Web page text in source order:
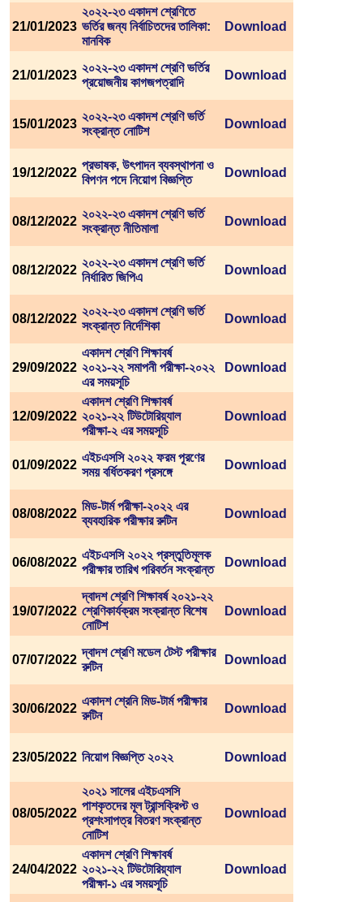
21/01/2023
২০২২-২৩ একাদশ শ্রেণিতে
ভর্তির জন্য নির্বাচিতদের তালিকা:
মানবিক
Download
21/01/2023
২০২২-২৩ একাদশ শ্রেণি ভর্তির
প্রয়োজনীয় কাগজপত্রাদি
Download
15/01/2023
২০২২-২৩ একাদশ শ্রেণি ভর্তি
সংক্রান্ত নোটিশ
Download
19/12/2022
প্রভাষক, উৎপাদন ব্যবস্থাপনা ও
বিপণন পদে নিয়োগ বিজ্ঞপ্তি
Download
08/12/2022
২০২২-২৩ একাদশ শ্রেণি ভর্তি
সংক্রান্ত নীতিমালা
Download
08/12/2022
২০২২-২৩ একাদশ শ্রেণি ভর্তি
নির্ধারিত জিপিএ
Download
08/12/2022
২০২২-২৩ একাদশ শ্রেণি ভর্তি
সংক্রান্ত নির্দেশিকা
Download
29/09/2022
একাদশ শ্রেণি শিক্ষাবর্ষ
২০২১-২২ সমাপনী পরীক্ষা-২০২২
এর সময়সূচি
Download
12/09/2022
একাদশ শ্রেণি শিক্ষাবর্ষ
২০২১-২২ টিউটোরিয়্যাল
পরীক্ষা-২ এর সময়সূচি
Download
01/09/2022
এইচএসসি ২০২২ ফরম পূরণের
সময় বর্ধিতকরণ প্রসঙ্গে
Download
08/08/2022
মিড-টার্ম পরীক্ষা-২০২২ এর
ব্যবহারিক পরীক্ষার রুটিন
Download
06/08/2022
এইচএসসি ২০২২ প্রস্তুতিমূলক
পরীক্ষার তারিখ পরিবর্তন সংক্রান্ত
Download
19/07/2022
দ্বাদশ শ্রেণি শিক্ষাবর্ষ ২০২১-২২
শ্রেণিকার্যক্রম সংক্রান্ত বিশেষ
নোটিশ
Download
07/07/2022
দ্বাদশ শ্রেণি মডেল টেস্ট পরীক্ষার
রুটিন
Download
30/06/2022
একাদশ শ্রেনি মিড-টার্ম পরীক্ষার
রুটিন
Download
23/05/2022 নিয়োগ বিজ্ঞপ্তি ২০২২ Download
08/05/2022
২০২১ সালের এইচএসসি
পাশকৃতদের মূল ট্রান্সক্রিপ্ট ও
প্রশংসাপত্র বিতরণ সংক্রান্ত
নোটিশ
Download
24/04/2022
একাদশ শ্রেণি শিক্ষাবর্ষ
২০২১-২২ টিউটোরিয়্যাল
পরীক্ষা-১ এর সময়সূচি
Download